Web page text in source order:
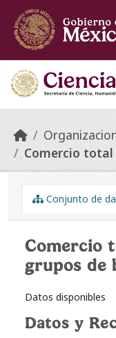
Skip to main content
Comercio total
Conjunto de
Comercio
grupos de
Datos disponibles
Datos y